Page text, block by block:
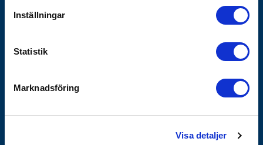
Inställningar
Statistik
Marknadsföring
Visa detaljer
Box 1928